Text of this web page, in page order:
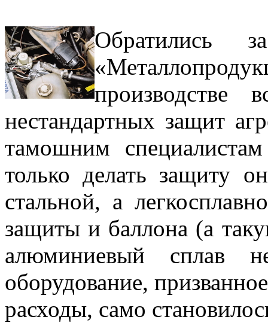
Обратились
производстве
нестандартных защит
тамошним
только делать защиту
стальной, а
защиты и баллона (а
алюминиевый сплав
оборудование,
расходы, само